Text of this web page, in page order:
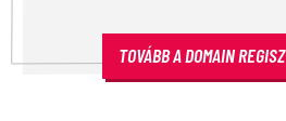
TOVÁBB A DOMAIN